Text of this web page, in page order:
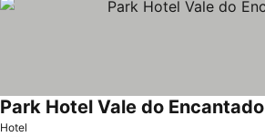
Hotel
Park Hotel Vale do Encantado